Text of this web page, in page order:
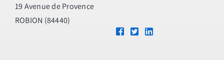
19 Avenue de Provence
ROBION (84440)